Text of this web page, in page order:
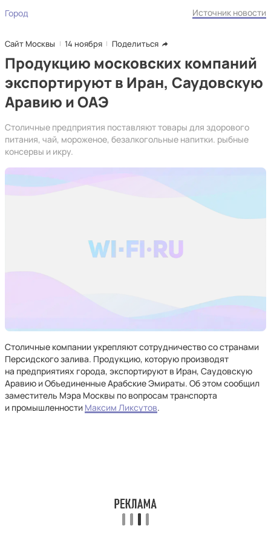
Город Источник новости
Сайт Москвы 14 ноября Поделиться
Продукцию московских компаний
экспортируют в Иран, Саудовскую
Аравию и ОАЭ
Столичные предприятия поставляют товары для здорового
питания, чай, мороженое, безалкогольные напитки. рыбные
консервы и икру.
Столичные компании укрепляют сотрудничество со странами
Персидского залива. Продукцию, которую производят
на предприятиях города, экспортируют в Иран, Саудовскую
Аравию и Объединенные Арабские Эмираты. Об этом сообщил
заместитель Мэра Москвы по вопросам транспорта
и промышленности Максим Ликсутов.